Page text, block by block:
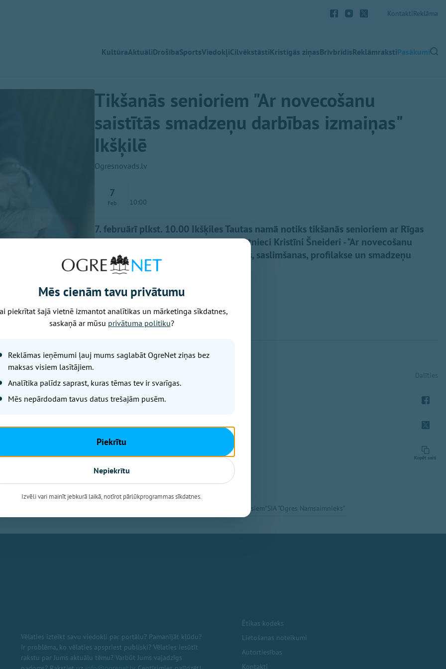
KontaktiReklāma
KultūraAktuāliDrošībaSportsViedokļiCilvēkstāstiKristīgās ziņasBrīvbrīdisReklāmrakstiPasākumi
Tikšanās senioriem "Ar novecošanu
saistītās smadzeņu darbības izmaiņas"
Ikšķilē
Ogresnovads.lv
7
Feb 10:00
7. februārī plkst. 10.00 Ikšķiles Tautas namā notiks tikšanās senioriem ar Rīgas
Stradiņa universitātes docenti un pētnieci Kristīni Šneideri - "Ar novecošanu
saistītās smadzeņu darbības izmaiņas, saslimšanas, profilakse un smadzeņu
darbības uzturēšana".
Dalīties
Kopēt saiti
"Ogres Vēstis Visiem"SIA "Ogres Namsaimnieks"
Vēlaties izteikt savu viedokli par portālu? Pamanījāt kļūdu?
Ir problēma, ko vēlaties apspriest publiski? Vēlaties iesūtīt
rakstu par Jums aktuālu tēmu? Varbūt Jums vajadzīgs
Ētikas kodeks
Lietošanas noteikumi
Autortiesības
Kontakti
Mēs cienām tavu privātumu
piekrītat šajā vietnē izmantot analītikas un mārketinga sīkdatnes,
saskaņā ar mūsu privātuma politiku?
Reklāmas ieņēmumi ļauj mums saglabāt OgreNet ziņas bez
maksas visiem lasītājiem.
Analītika palīdz saprast, kuras tēmas tev ir svarīgas.
Mēs nepārdodam tavus datus trešajām pusēm.
Piekrītu
Nepiekrītu
Izvēli vari mainīt jebkurā laikā, notīrot pārlūkprogrammas sīkdatnes.